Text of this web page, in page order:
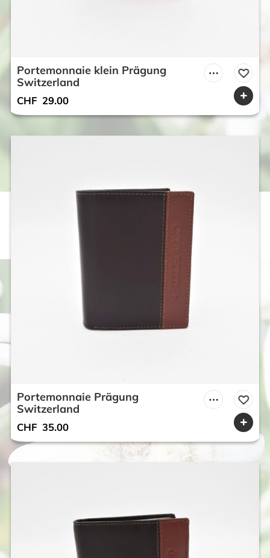
Portemonnaie klein Prägung
Switzerland
CHF 29.00
Portemonnaie Prägung
Switzerland
CHF 35.00